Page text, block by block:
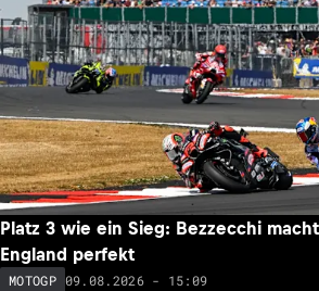
Platz 3 wie ein Sieg: Bezzecchi
England perfekt
MOTOGP 09.08.2026 - 15:09